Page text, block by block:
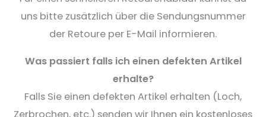
uns bitte zusätzlich über die Sendungsnummer
der Retoure per E-Mail informieren.
Was passiert falls ich einen defekten Artikel
erhalte?
Falls Sie einen defekten Artikel erhalten (Loch,